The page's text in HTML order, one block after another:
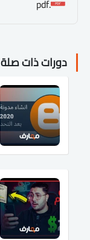
.pdf
دورات ذات صلة